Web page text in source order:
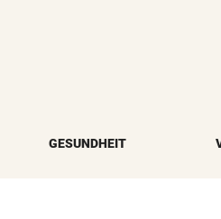
GESUNDHEIT